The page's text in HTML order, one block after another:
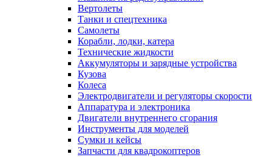
Вертолеты
Танки и спецтехника
Самолеты
Корабли, лодки, катера
Технические жидкости
Аккумуляторы и зарядные устройства
Кузова
Колеса
Электродвигатели и регуляторы скорости
Аппаратура и электроника
Двигатели внутреннего сгорания
Инструменты для моделей
Сумки и кейсы
Запчасти для квадрокоптеров